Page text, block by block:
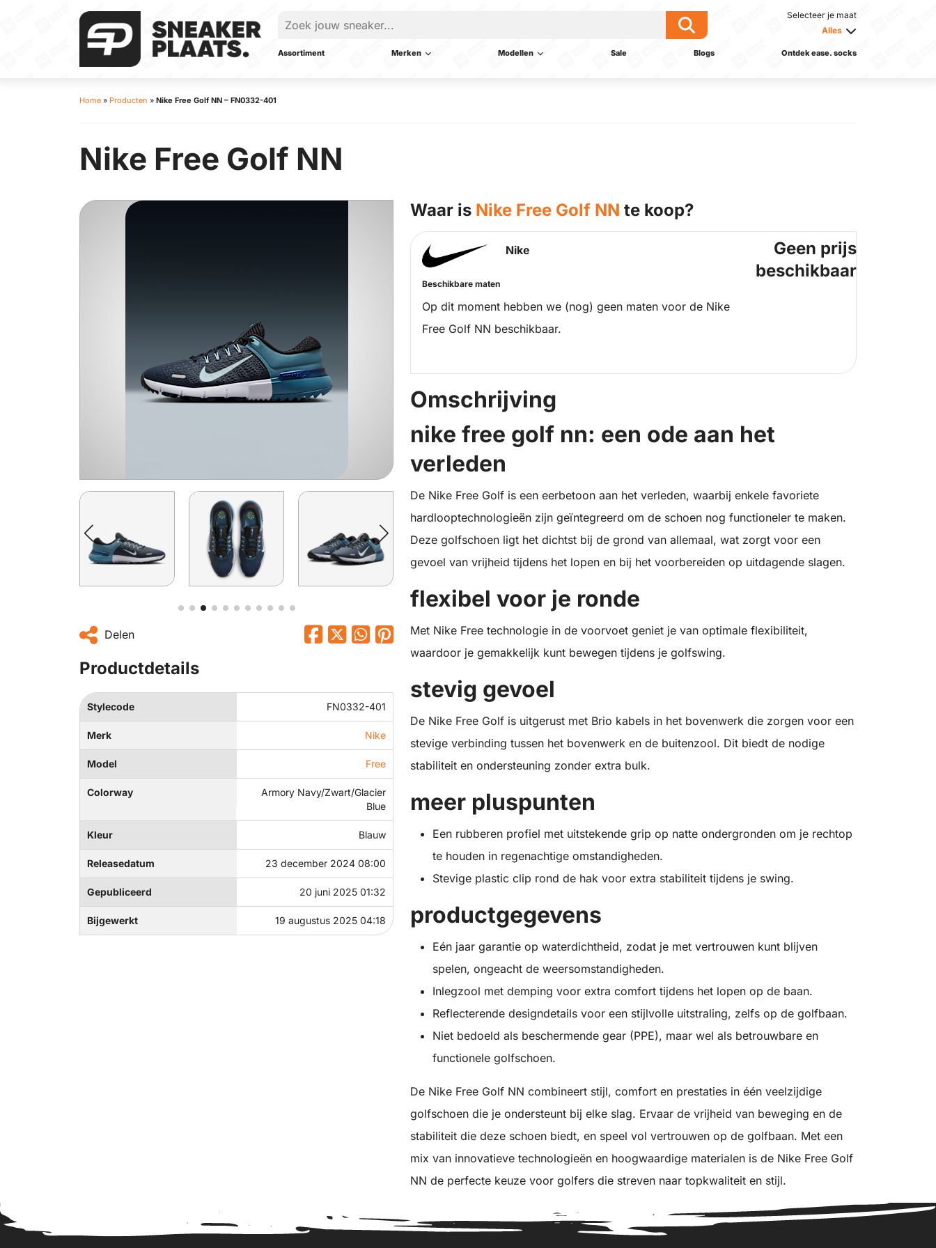
Selecteer je maat
Alles
Assortiment Merken Modellen Sale Blogs Ontdek ease. socks
Home » Producten » Nike Free Golf NN – FN0332-401
Nike Free Golf NN
Delen
Productdetails
Stylecode FN0332-401
Merk Nike
Model Free
Colorway
Armory Navy/Zwart/Glacier
Blue
Kleur Blauw
Releasedatum 23 december 2024 08:00
Gepubliceerd 20 juni 2025 01:32
Bijgewerkt 19 augustus 2025 04:18
Waar is Nike Free Golf NN te koop?
Nike
Beschikbare maten
Op dit moment hebben we (nog) geen maten voor de Nike
Free Golf NN beschikbaar.
Geen prijs
beschikbaar
Omschrijving
nike free golf nn: een ode aan het
verleden
De Nike Free Golf is een eerbetoon aan het verleden, waarbij enkele favoriete
hardlooptechnologieën zijn geïntegreerd om de schoen nog functioneler te maken.
Deze golfschoen ligt het dichtst bij de grond van allemaal, wat zorgt voor een
gevoel van vrijheid tijdens het lopen en bij het voorbereiden op uitdagende slagen.
flexibel voor je ronde
Met Nike Free technologie in de voorvoet geniet je van optimale flexibiliteit,
waardoor je gemakkelijk kunt bewegen tijdens je golfswing.
stevig gevoel
De Nike Free Golf is uitgerust met Brio kabels in het bovenwerk die zorgen voor een
stevige verbinding tussen het bovenwerk en de buitenzool. Dit biedt de nodige
stabiliteit en ondersteuning zonder extra bulk.
meer pluspunten
Een rubberen profiel met uitstekende grip op natte ondergronden om je rechtop
te houden in regenachtige omstandigheden.
Stevige plastic clip rond de hak voor extra stabiliteit tijdens je swing.
productgegevens
Eén jaar garantie op waterdichtheid, zodat je met vertrouwen kunt blijven
spelen, ongeacht de weersomstandigheden.
Inlegzool met demping voor extra comfort tijdens het lopen op de baan.
Reflecterende designdetails voor een stijlvolle uitstraling, zelfs op de golfbaan.
Niet bedoeld als beschermende gear (PPE), maar wel als betrouwbare en
functionele golfschoen.
De Nike Free Golf NN combineert stijl, comfort en prestaties in één veelzijdige
golfschoen die je ondersteunt bij elke slag. Ervaar de vrijheid van beweging en de
stabiliteit die deze schoen biedt, en speel vol vertrouwen op de golfbaan. Met een
mix van innovatieve technologieën en hoogwaardige materialen is de Nike Free Golf
NN de perfecte keuze voor golfers die streven naar topkwaliteit en stijl.